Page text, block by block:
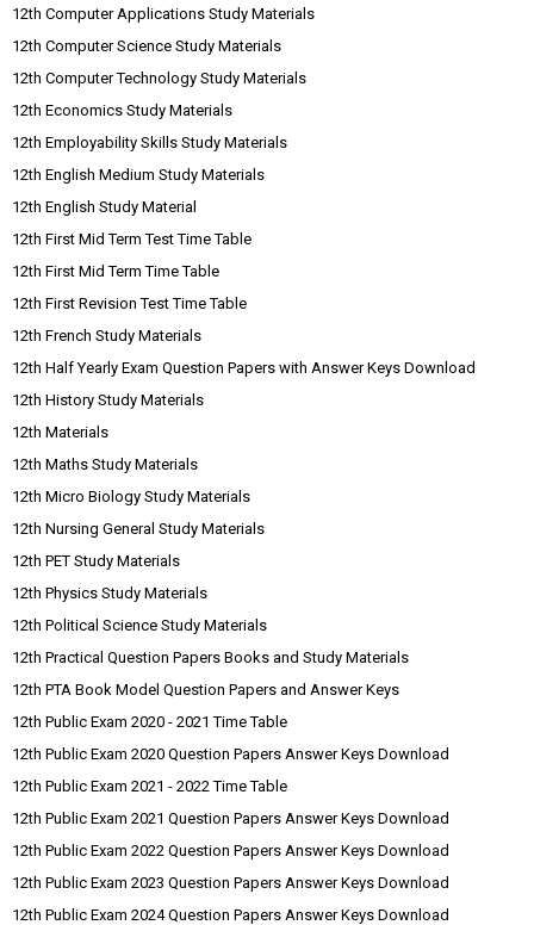
12th Computer Applications Study Materials
12th Computer Science Study Materials
12th Computer Technology Study Materials
12th Economics Study Materials
12th Employability Skills Study Materials
12th English Medium Study Materials
12th English Study Material
12th First Mid Term Test Time Table
12th First Mid Term Time Table
12th First Revision Test Time Table
12th French Study Materials
12th Half Yearly Exam Question Papers with Answer Keys Download
12th History Study Materials
12th Materials
12th Maths Study Materials
12th Micro Biology Study Materials
12th Nursing General Study Materials
12th PET Study Materials
12th Physics Study Materials
12th Political Science Study Materials
12th Practical Question Papers Books and Study Materials
12th PTA Book Model Question Papers and Answer Keys
12th Public Exam 2020 - 2021 Time Table
12th Public Exam 2020 Question Papers Answer Keys Download
12th Public Exam 2021 - 2022 Time Table
12th Public Exam 2021 Question Papers Answer Keys Download
12th Public Exam 2022 Question Papers Answer Keys Download
12th Public Exam 2023 Question Papers Answer Keys Download
12th Public Exam 2024 Question Papers Answer Keys Download